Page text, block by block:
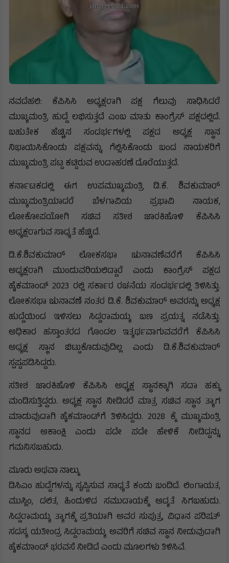
ನವದೆಹಲಿ: ಕೆಪಿಸಿಸಿ ಅಧ್ಯಕ್ಷರಾಗಿ ಪಕ್ಷ ಗೆಲುವು ಸಾಧಿಸಿದರೆ
ಮುಖ್ಯಮಂತ್ರಿ ಹುದ್ದೆ ಲಭಿಸುತ್ತದೆ ಎಂಬ ಮಾತು ಕಾಂಗ್ರೆಸ್ ಪಕ್ಷದಲ್ಲಿದೆ‌.
ಬಹುತೇಕ ಹೆಚ್ಚಿನ ಸಂದರ್ಭಗಳಲ್ಲಿ ಪಕ್ಷದ ಅಧ್ಯಕ್ಷ ಸ್ಥಾನ
ನಿಭಾಯಿಸಿಕೊಂಡು ಪಕ್ಷವನ್ನು ಗೆಲ್ಲಿಸಿಕೊಂಡು ಬಂದ ನಾಯಕರಿಗೆ
ಮುಖ್ಯಮಂತ್ರಿ ಪಟ್ಟ ಕಟ್ಟಿರುವ ಉದಾಹರಣೆ ದೊರೆಯುತ್ತದೆ.
ಕರ್ನಾಟಕದಲ್ಲಿ ಈಗ ಉಪಮುಖ್ಯಮಂತ್ರಿ ಡಿ.ಕೆ. ಶಿವಕುಮಾ‌ರ್
ಮುಖ್ಯಮಂತ್ರಿಯಾದರೆ ಬೆಳಗಾವಿಯ ಪ್ರಭಾವಿ ನಾಯಕ,
ಲೋಕೋಪಯೋಗಿ ಸಚಿವ ಸತೀಶ ಜಾರಕಿಹೊಳಿ ಕೆಪಿಸಿಸಿ
ಅಧ್ಯಕ್ಷರಾಗುವ ಸಾಧ್ಯತೆ ಹೆಚ್ಚಿದೆ.
ಡಿ.ಕೆ.ಶಿವಕುಮಾ‌ರ್ ಲೋಕಸಭಾ ಚುನಾವಣೆವರೆಗೆ ಕೆಪಿಸಿಸಿ
ಅಧ್ಯಕ್ಷರಾಗಿ ಮುಂದುವರಿಯಲಿದ್ದಾರೆ ಎಂದು ಕಾಂಗ್ರೆಸ್ ಪಕ್ಷದ
ಹೈಕಮಾಂಡ್ 2023 ರಲ್ಲಿ ಸರ್ಕಾರ ರಚನೆಯ ಸಂದರ್ಭದಲ್ಲಿ ತಿಳಿಸಿತ್ತು.
ಲೋಕಸಭಾ ಚುನಾವಣೆ ನಂತರ ಡಿ.ಕೆ. ಶಿವಕುಮಾ‌ರ್ ಅವರನ್ನು ಅಧ್ಯಕ್ಷ
ಹುದ್ದೆಯಿಂದ ಇಳಿಸಲು ಸಿದ್ದರಾಮಯ್ಯ ಬಣ ಪ್ರಯತ್ನ ನಡೆಸಿತ್ತು.
ಅಧಿಕಾರ ಹಸ್ತಾಂತರದ ಗೊಂದಲ ಇತ್ಯರ್ಥವಾಗುವವರೆಗೆ ಕೆಪಿಸಿಸಿ
ಅಧ್ಯಕ್ಷ ಸ್ಥಾನ ಬಿಟ್ಟುಕೊಡುವುದಿಲ್ಲ ಎಂದು ಡಿ.ಕೆ.ಶಿವಕುಮಾ‌ರ್
ಸ್ಪಷ್ಟಪಡಿಸಿದ್ದರು.
ಸತೀಶ ಜಾರಕಿಹೊಳಿ ಕೆಪಿಸಿಸಿ ಅಧ್ಯಕ್ಷ ಸ್ಥಾನಕ್ಕಾಗಿ ಸದಾ ಹಕ್ಕು
ಮಂಡಿಸುತ್ತಿದ್ದರು. ಅಧ್ಯಕ್ಷ ಸ್ಥಾನ ನೀಡಿದರೆ ಮಾತ್ರ ಸಚಿವ ಸ್ಥಾನ ತ್ಯಾಗ
ಮಾಡುವುದಾಗಿ ಹೈಕಮಾಂಡ್‌ಗೆ ತಿಳಿಸಿದ್ದರು. 2028 ಕ್ಕೆ ಮುಖ್ಯಮಂತ್ರಿ
ಸ್ಥಾನದ ಆಕಾಂಕ್ಷಿ ಎಂದು ಪದೇ ಪದೇ ಹೇಳಿಕೆ ನೀಡಿದ್ದನ್ನು
ಗಮನಿಸಬಹುದು.
ಮೂರು ಅಥವಾ ನಾಲ್ಕು
ಡಿಸಿಎಂ ಹುದ್ದೆಗಳನ್ನು ಸೃಷ್ಟಿಸುವ ಸಾಧ್ಯತೆ ಕಂಡು ಬಂದಿದೆ. ಲಿಂಗಾಯತ,
ಮುಸ್ಲಿಂ, ದಲಿತ, ಹಿಂದುಳಿದ ಸಮುದಾಯಕ್ಕೆ ಆದ್ಯತೆ ಸಿಗಬಹುದು.
ಸಿದ್ದರಾಮಯ್ಯ ತ್ಯಾಗಕ್ಕೆ ಪ್ರತಿಯಾಗಿ ಅವರ ಸುಪುತ್ರ, ವಿಧಾನ ಪರಿಷತ್‌
ಸದಸ್ಯ ಯತೀಂದ್ರ ಸಿದ್ದರಾಮಯ್ಯ ಅವರಿಗೆ ಸಚಿವ ಸ್ಥಾನ ನೀಡುವುದಾಗಿ
ಹೈಕಮಾಂಡ್ ಭರವಸೆ ನೀಡಿದೆ ಎಂದು ಮೂಲಗಳು ತಿಳಿಸಿವೆ.